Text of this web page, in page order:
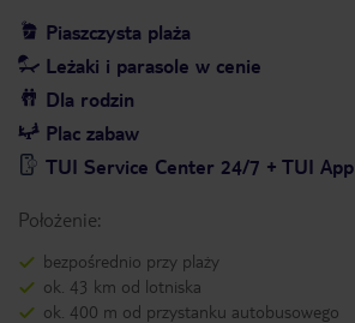
Piaszczysta plaża
Leżaki i parasole w cenie
Dla rodzin
Plac zabaw
TUI Service Center 24/7 + TUI App
Położenie:
bezpośrednio przy plaży
ok. 43 km od lotniska
ok. 400 m od przystanku autobusowego